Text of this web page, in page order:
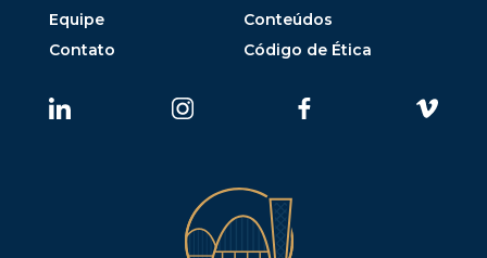
Equipe
Conteúdos
Contato
Código de Ética